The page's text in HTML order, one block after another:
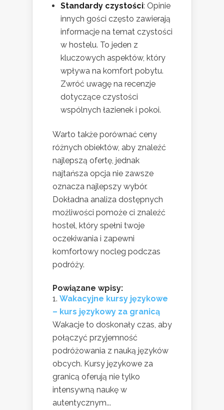
Standardy czystości: Opinie
innych gości często zawierają
informacje na temat czystości
w hostelu. To jeden z
kluczowych aspektów, który
wpływa na komfort pobytu.
Zwróć uwagę na recenzje
dotyczące czystości
wspólnych łazienek i pokoi.
Warto także porównać ceny
różnych obiektów, aby znaleźć
najlepszą ofertę, jednak
najtańsza opcja nie zawsze
oznacza najlepszy wybór.
Dokładna analiza dostępnych
możliwości pomoże ci znaleźć
hostel, który spełni twoje
oczekiwania i zapewni
komfortowy nocleg podczas
podróży.
Powiązane wpisy:
Wakacyjne kursy językowe
– kurs językowy za granicą
Wakacje to doskonały czas, aby
połączyć przyjemność
podróżowania z nauką języków
obcych. Kursy językowe za
granicą oferują nie tylko
intensywną naukę w
autentycznym...